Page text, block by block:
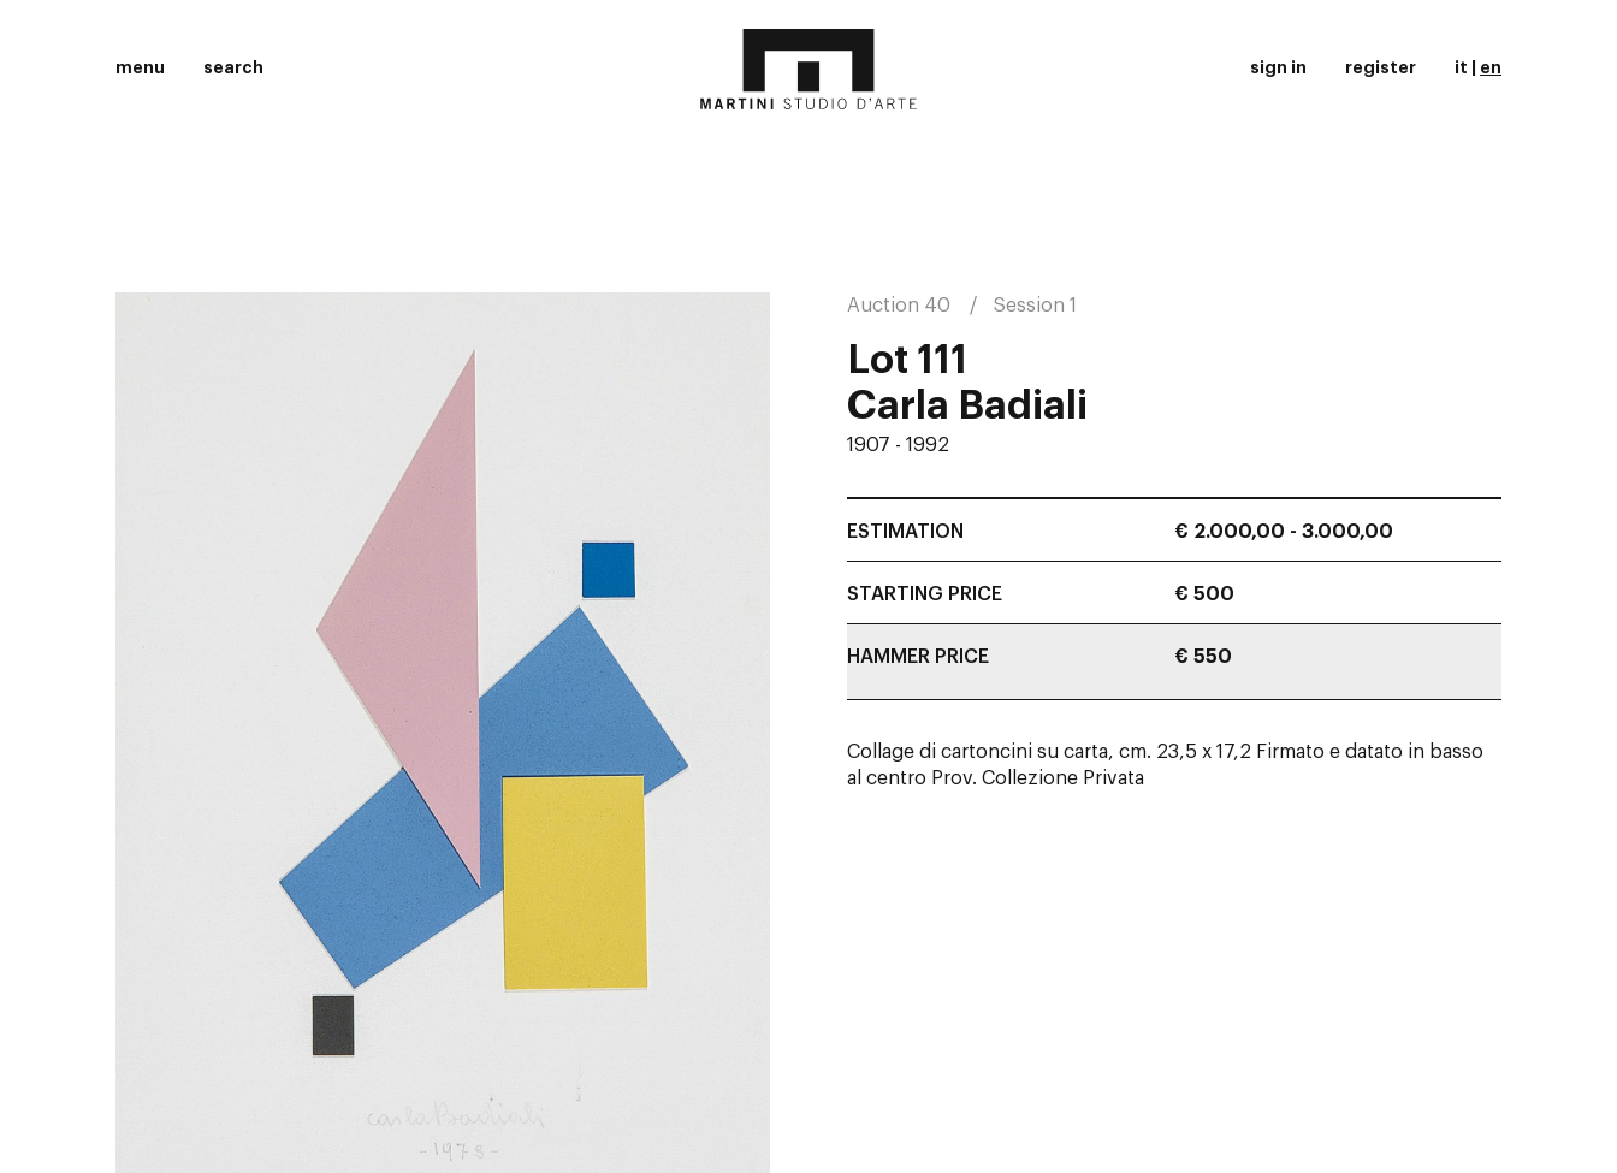
menu search sign in register it en
Auction 40 Session 1
Lot 111
Carla Badiali
1907 - 1992
ESTIMATION € 2.000,00 - 3.000,00
STARTING PRICE € 500
HAMMER PRICE € 550
Collage di cartoncini su carta, cm. 23,5 x 17,2 Firmato e datato in basso
al centro Prov. Collezione Privata